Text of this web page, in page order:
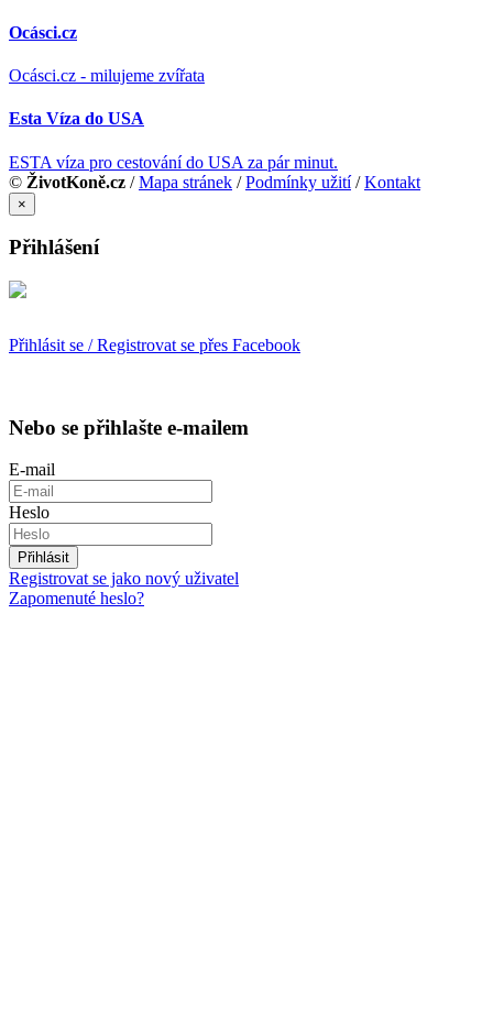
Ocásci.cz
Ocásci.cz - milujeme zvířata
Esta Víza do USA
ESTA víza pro cestování do USA za pár minut.
© ŽivotKoně.cz /Mapa stránek /Podmínky užití/Kontakt
×
Přihlášení
Přihlásit se / Registrovat se přes Facebook
Nebo se přihlašte e-mailem
E-mail
Heslo
Přihlásit
Registrovat se jako nový uživatel
Zapomenuté heslo?